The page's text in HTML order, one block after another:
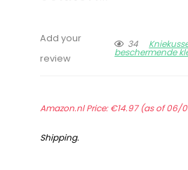
Add your
review
34
beschermende
Amazon.nl Price:€14.97(as of 06/
Shipping.